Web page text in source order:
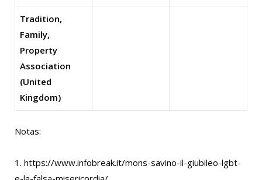
Tradition,
Family,
Property
Association
(United
Kingdom)
Notas:
1. https://www.infobreak.it/mons-savino-il-giubileo-lgbt-